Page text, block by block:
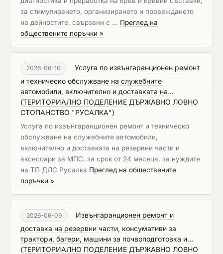
за стимулирането, организирането и провеждането
на дейностите, свързани с … Преглед на
обществените поръчки »
2026-06-10
Услуга по извънгаранционен ремонт
и техническо обслужване на служебните
автомобили, включително и доставката на...
(ТЕРИТОРИАЛНО ПОДЕЛЕНИЕ ДЪРЖАВНО ЛОВНО
СТОПАНСТВО "РУСАЛКА")
Услуга по извънгаранционен ремонт и техническо
обслужване на служебните автомобили,
включително и доставката на резервни части и
аксесоари за МПС, за срок от 24 месеца, за нуждите
на ТП ДЛС Русалка Преглед на обществените
поръчки »
2026-06-09
Извънгаранционен ремонт и
доставка на резервни части, консумативи за
трактори, багери, машини за почвоподготовка и...
(ТЕРИТОРИАЛНО ПОДЕЛЕНИЕ ДЪРЖАВНО ЛОВНО